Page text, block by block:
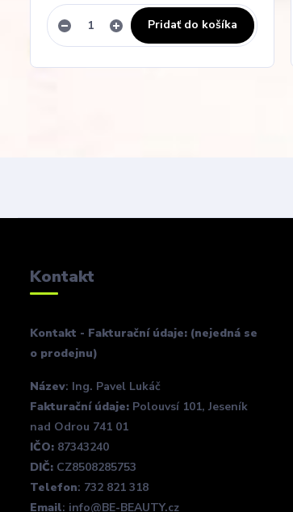
Pridať do košíka
Kontakt
Kontakt - Fakturační údaje: (nejedná se
o prodejnu)
Název: Ing. Pavel Lukáč
Fakturační údaje: Polouvsí 101, Jeseník
nad Odrou 741 01
IČO: 87343240
DIČ: CZ8508285753
Telefon: 732 821 318
Email: info@BE-BEAUTY.cz